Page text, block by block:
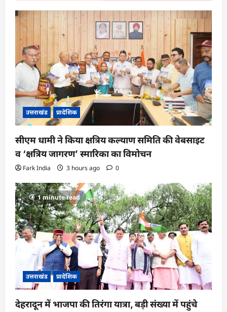
उत्तराखंड प्रादेशिक
सीएम धामी ने किया क्षत्रिय कल्याण समिति की वेबसाइट
व ‘क्षत्रिय जागरण’ स्मारिका का विमोचन
Fark India 3 hours ago 0
1 minute read
उत्तराखंड प्रादेशिक
देहरादून में भाजपा की तिरंगा यात्रा, बड़ी संख्या में पहुंचे